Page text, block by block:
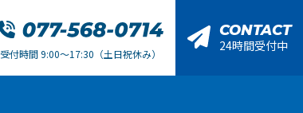
受付時間 9:00～17:30（土日祝休み）
CONTACT
24時間受付中